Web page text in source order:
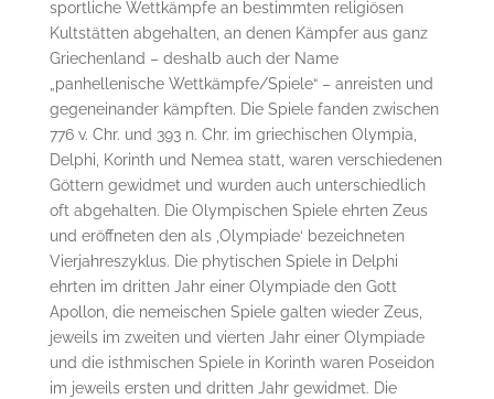
sportliche Wettkämpfe an bestimmten religiösen
Kultstätten abgehalten, an denen Kämpfer aus ganz
Griechenland – deshalb auch der Name
„panhellenische Wettkämpfe/Spiele“ – anreisten und
gegeneinander kämpften. Die Spiele fanden zwischen
776 v. Chr. und 393 n. Chr. im griechischen Olympia,
Delphi, Korinth und Nemea statt, waren verschiedenen
Göttern gewidmet und wurden auch unterschiedlich
oft abgehalten. Die Olympischen Spiele ehrten Zeus
und eröffneten den als ‚Olympiade‘ bezeichneten
Vierjahreszyklus. Die phytischen Spiele in Delphi
ehrten im dritten Jahr einer Olympiade den Gott
Apollon, die nemeischen Spiele galten wieder Zeus,
jeweils im zweiten und vierten Jahr einer Olympiade
und die isthmischen Spiele in Korinth waren Poseidon
im jeweils ersten und dritten Jahr gewidmet. Die